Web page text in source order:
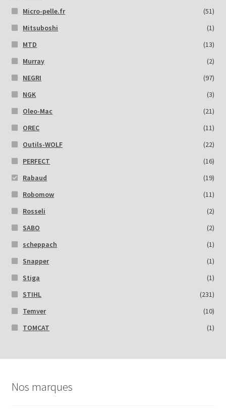
Micro-pelle.fr
(51)
Mitsuboshi
(1)
MTD
(13)
Murray
(2)
NEGRI
(97)
NGK
(3)
Oleo-Mac
(21)
OREC
(11)
Outils-WOLF
(22)
PERFECT
(16)
Rabaud
(19)
Robomow
(11)
Rosseli
(2)
SABO
(2)
scheppach
(1)
Snapper
(1)
Stiga
(1)
STIHL
(231)
Temver
(10)
TOMCAT
(1)
Nos marques